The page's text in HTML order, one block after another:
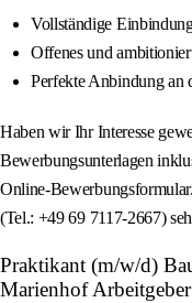
Vollständige
Offenes und
Perfekte Anbindung an
Haben wir Ihr Interesse
Bewerbungsunterlagen
Online-
(Tel.: +49 69 7117-2667)
Praktikant (m/w/d)
Marienhof